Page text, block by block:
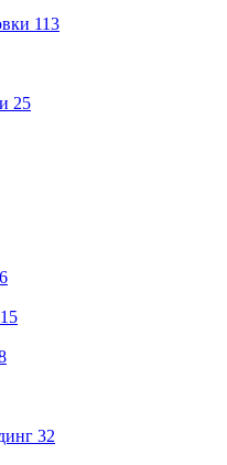
113
25
32